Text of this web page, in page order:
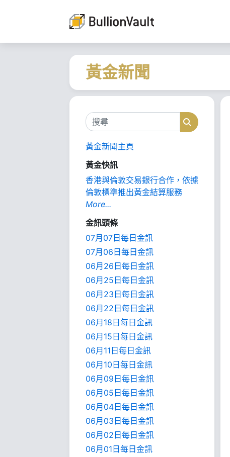
黃金新聞
搜尋 搜尋
黃金新聞主頁
黃金快訊
香港與倫敦交易銀行合作，依據
倫敦標準推出黃金結算服務
More...
金訊頭條
07月07日每日金訊
07月06日每日金訊
06月26日每日金訊
06月25日每日金訊
06月23日每日金訊
06月22日每日金訊
06月18日每日金訊
06月15日每日金訊
06月11日每日金訊
06月10日每日金訊
06月09日每日金訊
06月05日每日金訊
06月04日每日金訊
06月03日每日金訊
06月02日每日金訊
06月01日每日金訊